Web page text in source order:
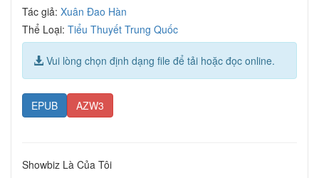
Tác giả: Xuân Đao Hàn
Thể Loại: Tiểu Thuyết Trung Quốc
Vui lòng chọn định dạng file để tải hoặc đọc online.
EPUB AZW3
Showbiz Là Của Tôi